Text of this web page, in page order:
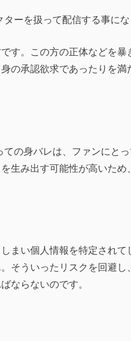
ーを扱って配信する事に
す。この方の正体などを
の承認欲求であったりを
ての身バレは、ファンにと
生み出す可能性が高いた
まい個人情報を特定され
そういったリスクを回避
ならないのです。